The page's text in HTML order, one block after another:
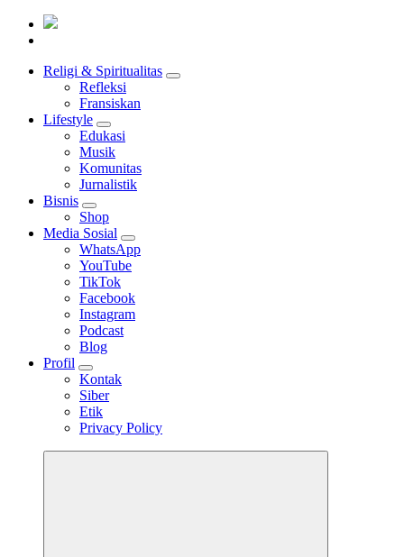
HATI YANG BERTELINGA
Mendengar dengan Cinta
Religi & Spiritualitas
Refleksi
Fransiskan
Lifestyle
Edukasi
Musik
Komunitas
Jurnalistik
Bisnis
Shop
Media Sosial
WhatsApp
YouTube
TikTok
Facebook
Instagram
Podcast
Blog
Profil
Kontak
Siber
Etik
Privacy Policy